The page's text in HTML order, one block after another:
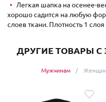
Легкая шапка на осенее-
хорошо садится на любую
слоев ткани. Плотность 1
ДРУГИЕ ТОВАРЫ С
Мужчинам